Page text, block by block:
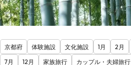
京都府 体験施設 文化施設 1月 2月
7月
12月 家族旅行 カップル・夫婦旅行